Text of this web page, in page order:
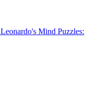
Leonardo's Mind Puzzles: